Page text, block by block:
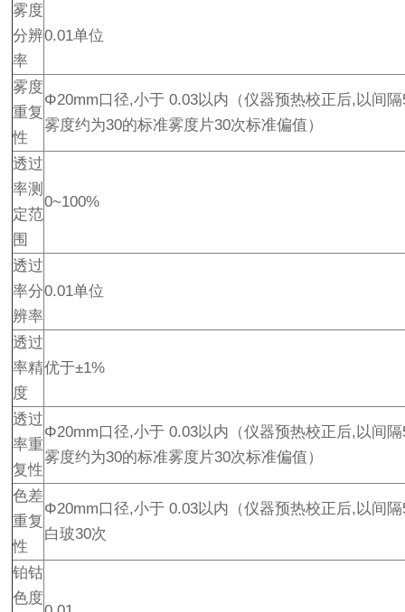
雾度
分辨
率
0.01单位
雾度
重复
性
Φ20mm口径,小于 0.03以内（仪器预热校正后,以间
雾度约为30的标准雾度片30次标准偏值）
透过
率测
定范
围
0~100%
透过
率分
辨率
0.01单位
透过
率精
度
优于±1%
透过
率重
复性
Φ20mm口径,小于 0.03以内（仪器预热校正后,以间
雾度约为30的标准雾度片30次标准偏值）
色差
重复
性
Φ20mm口径,小于 0.03以内（仪器预热校正后,以间
白玻30次
铂钴
色度